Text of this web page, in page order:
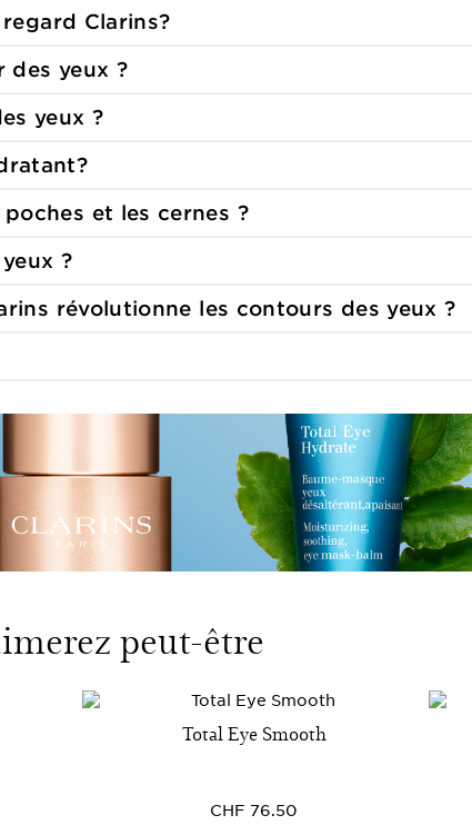
regard Clarins?
des yeux ?
yeux ?
et les cernes ?
?
révolutionne les contours des yeux ?
peut-être
Total Eye Smooth
CHF 76.50